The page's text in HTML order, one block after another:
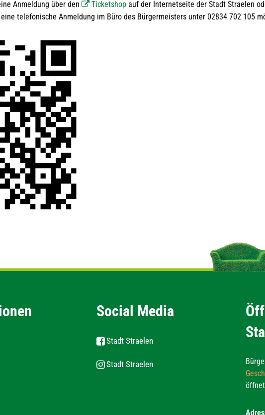
Anmeldung über den Ticketshop auf der Internetseite der Stadt Straelen
telefonische Anmeldung im Büro des Bürgermeisters unter 02834 702 105
Social Media
Stadt Straelen
Stadt Straelen